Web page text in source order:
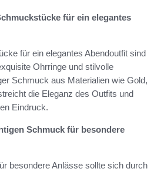
für ein elegantes
für ein elegantes Abendoutfit sind
Ohrringe und stilvolle
Schmuck aus Materialien wie Gold,
die Eleganz des Outfits und
Eindruck.
Schmuck für besondere
besondere Anlässe sollte sich durch